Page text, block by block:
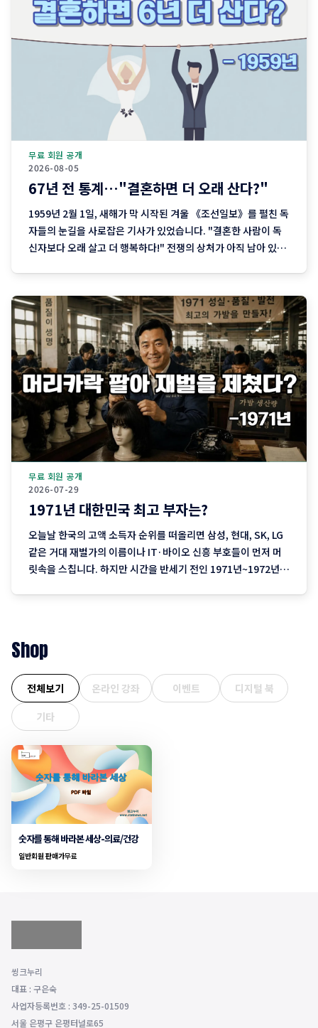
2026-08-05
무료 회원 공개
67년 전 통계…"결혼하면 더 오래 산다?"
1959년 2월 1일, 새해가 막 시작된 겨울 《조선일보》를 펼친 독
자들의 눈길을 사로잡은 기사가 있었습니다. "결혼한 사람이 독
신자보다 오래 살고 더 행복하다!" 전쟁의 상처가 아직 남아 있던
큰 관심을 끌었습니다. 당시에는
2026-07-29
무료 회원 공개
1971년 대한민국 최고 부자는?
오늘날 한국의 고액 소득자 순위를 떠올리면 삼성, 현대, SK, LG
같은 거대 재벌가의 이름이나 IT·바이오 신흥 부호들이 먼저 머
릿속을 스칩니다. 하지만 시간을 반세기 전인 1971년~1972년으
Shop
전체보기 온라인 강좌 이벤트
디지털 북
기타
숫자를 통해 바라본 세상-의료/건강
일반회원 판매가무료
씽크누리
대표 : 구은숙
사업자등록번호 : 349-25-01509
서울 은평구 은평터널로65